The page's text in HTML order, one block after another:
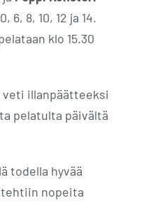
6, 8, 10, 12 ja 14.
klo 15.30
veti illanpäätteeksi
pelatulta päivältä
todella hyvää
nopeita